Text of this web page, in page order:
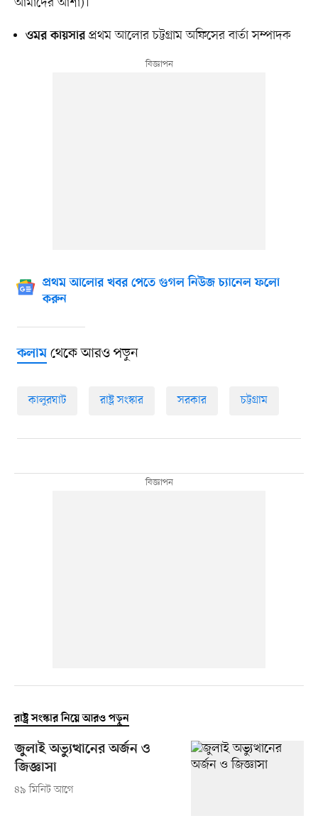
ওমর কায়সারপ্রথম আলোর চট্টগ্রাম অফিসের বার্তা সম্পাদক
প্রথম আলোর খবর পেতে গুগল নিউজ চ্যানেল ফলো
করুন
কলামথেকে আরও পড়ুন
কালুরঘাট রাষ্ট্র সংস্কার সরকার চট্টগ্রাম
রাষ্ট্র সংস্কার নিয়ে আরও পড়ুন
জুলাই অভ্যুত্থানের অর্জন ও
জিজ্ঞাসা
৪৯ মিনিট আগে